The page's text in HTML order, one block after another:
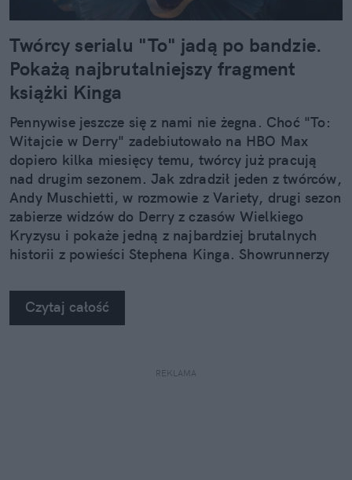
Twórcy serialu "To" jadą po bandzie.
Pokażą najbrutalniejszy fragment
książki Kinga
Pennywise jeszcze się z nami nie żegna. Choć "To:
Witajcie w Derry" zadebiutowało na HBO Max
dopiero kilka miesięcy temu, twórcy już pracują
nad drugim sezonem. Jak zdradził jeden z twórców,
Andy Muschietti, w rozmowie z Variety, drugi sezon
zabierze widzów do Derry z czasów Wielkiego
Kryzysu i pokaże jedną z najbardziej brutalnych
historii z powieści Stephena Kinga. Showrunnerzy
Czytaj całość
REKLAMA